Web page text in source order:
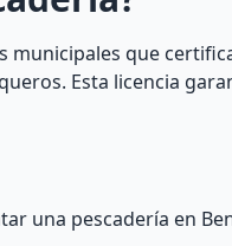
municipales que
Esta licencia
una pescadería en